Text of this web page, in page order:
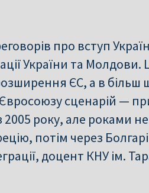
про вступ
України та
ЄС, а в більш
сценарій —
2005 року, але роками
потім через
доцент КНУ ім.